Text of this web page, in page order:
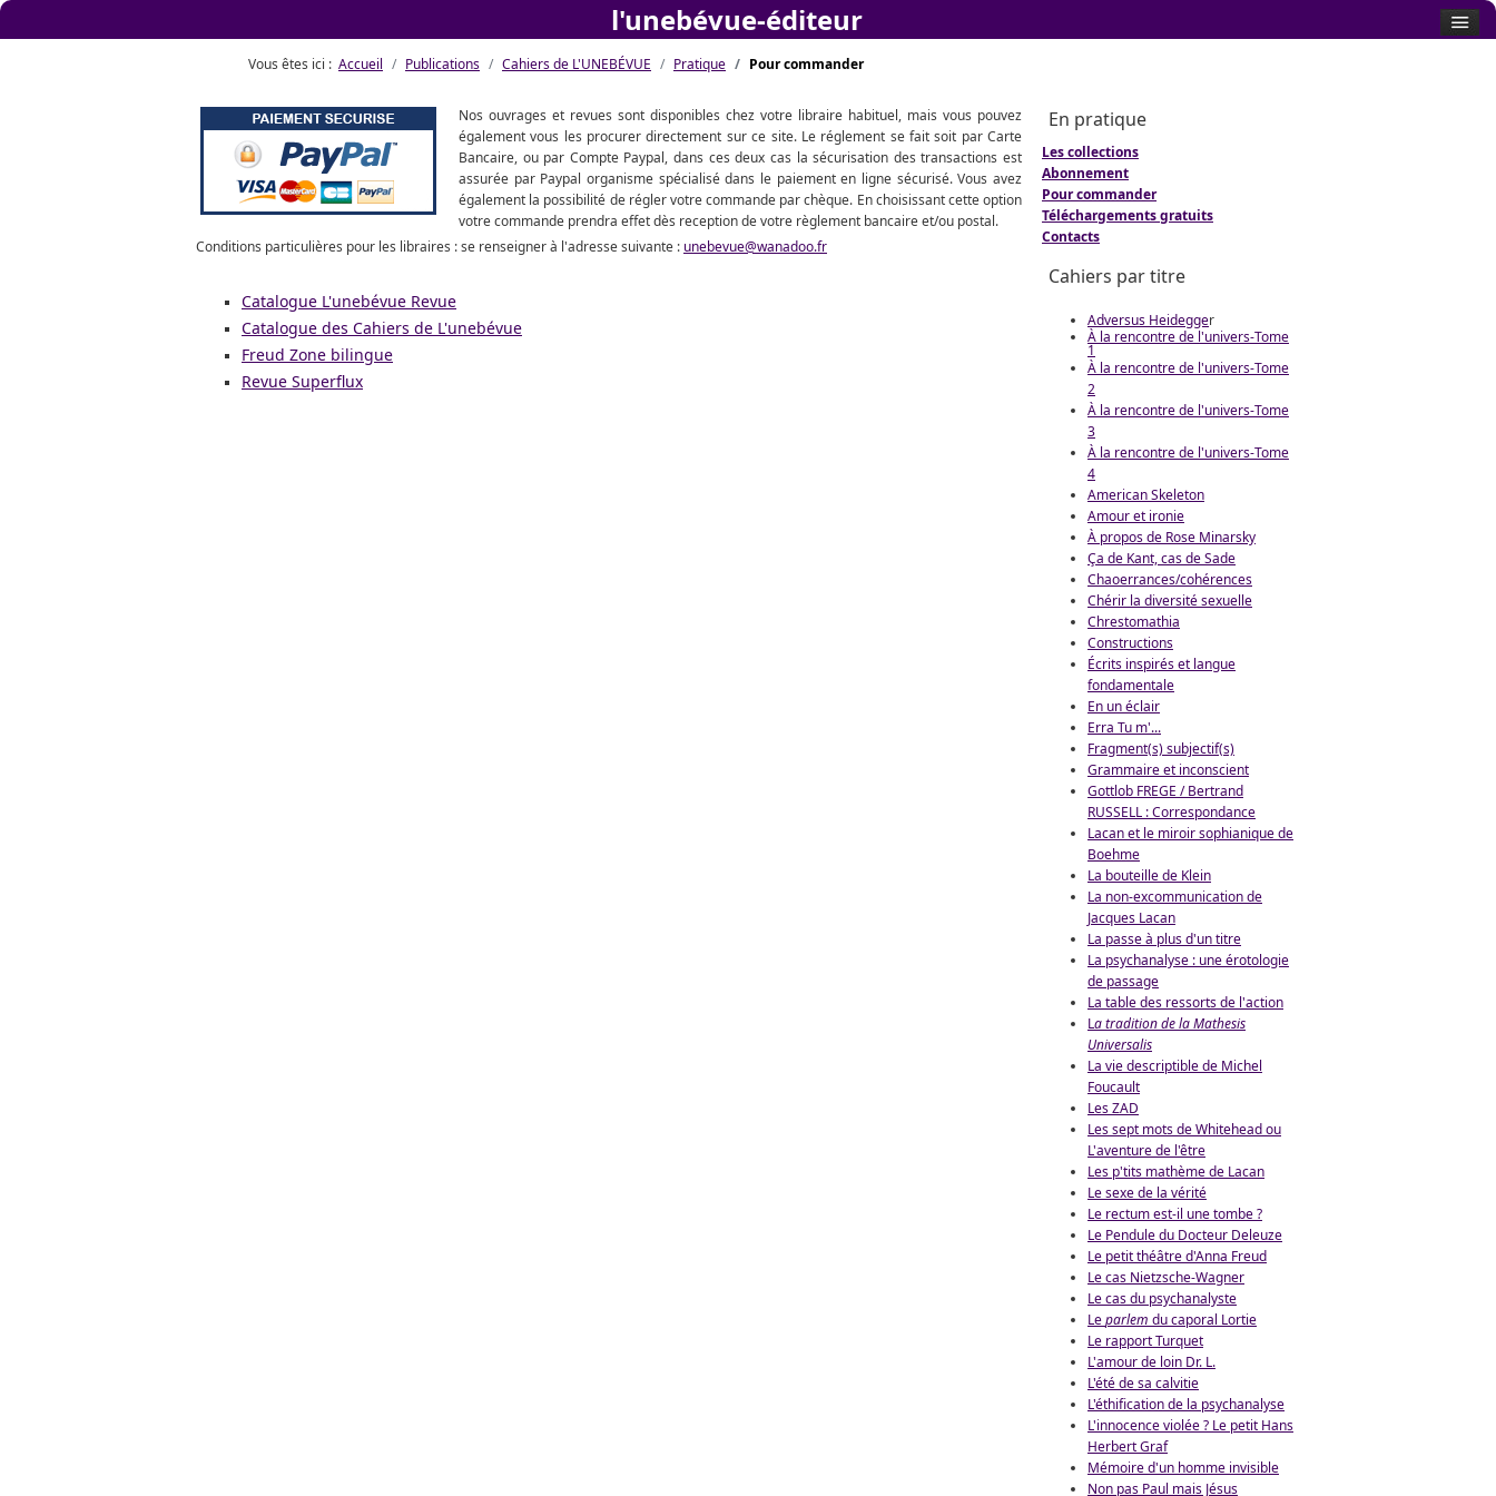
Vous êtes ici : Accueil Publications Cahiers de L'UNEBÉVUE Pratique Pour commander
Nos ouvrages et revues sont disponibles chez votre libraire habituel, mais vous pouvez
également vous les procurer directement sur ce site. Le réglement se fait soit par Carte
Bancaire, ou par Compte Paypal, dans ces deux cas la sécurisation des transactions est
assurée par Paypal organisme spécialisé dans le paiement en ligne sécurisé. Vous avez
également la possibilité de régler votre commande par chèque. En choisissant cette option
votre commande prendra effet dès reception de votre règlement bancaire et/ou postal.
Conditions particulières pour les libraires : se renseigner à l'adresse suivante : unebevue@wanadoo.fr
Catalogue L'unebévue Revue
Catalogue des Cahiers de L'unebévue
Freud Zone bilingue
Revue Superflux
En pratique
Les collections
Abonnement
Pour commander
Téléchargements gratuits
Contacts
Cahiers par titre
Adversus Heidegger
À la rencontre de l'univers-Tome
1
À la rencontre de l'univers-Tome
2
À la rencontre de l'univers-Tome
3
À la rencontre de l'univers-Tome
4
American Skeleton
Amour et ironie
À propos de Rose Minarsky
Ça de Kant, cas de Sade
Chaoerrances/cohérences
Chérir la diversité sexuelle
Chrestomathia
Constructions
Écrits inspirés et langue
fondamentale
En un éclair
Erra Tu m'...
Fragment(s) subjectif(s)
Grammaire et inconscient
Gottlob FREGE / Bertrand
RUSSELL : Correspondance
Lacan et le miroir sophianique de
Boehme
La bouteille de Klein
La non-excommunication de
Jacques Lacan
La passe à plus d'un titre
La psychanalyse : une érotologie
de passage
La table des ressorts de l'action
La tradition de la Mathesis
Universalis
La vie descriptible de Michel
Foucault
Les ZAD
Les sept mots de Whitehead ou
L'aventure de l'être
Les p'tits mathème de Lacan
Le sexe de la vérité
Le rectum est-il une tombe ?
Le Pendule du Docteur Deleuze
Le petit théâtre d'Anna Freud
Le cas Nietzsche-Wagner
Le cas du psychanalyste
Leparlem du caporal Lortie
Le rapport Turquet
L'amour de loin Dr. L.
L'été de sa calvitie
L'éthification de la psychanalyse
L'innocence violée ? Le petit Hans
Herbert Graf
Mémoire d'un homme invisible
Non pas Paul mais Jésus
l'unebévue-éditeur